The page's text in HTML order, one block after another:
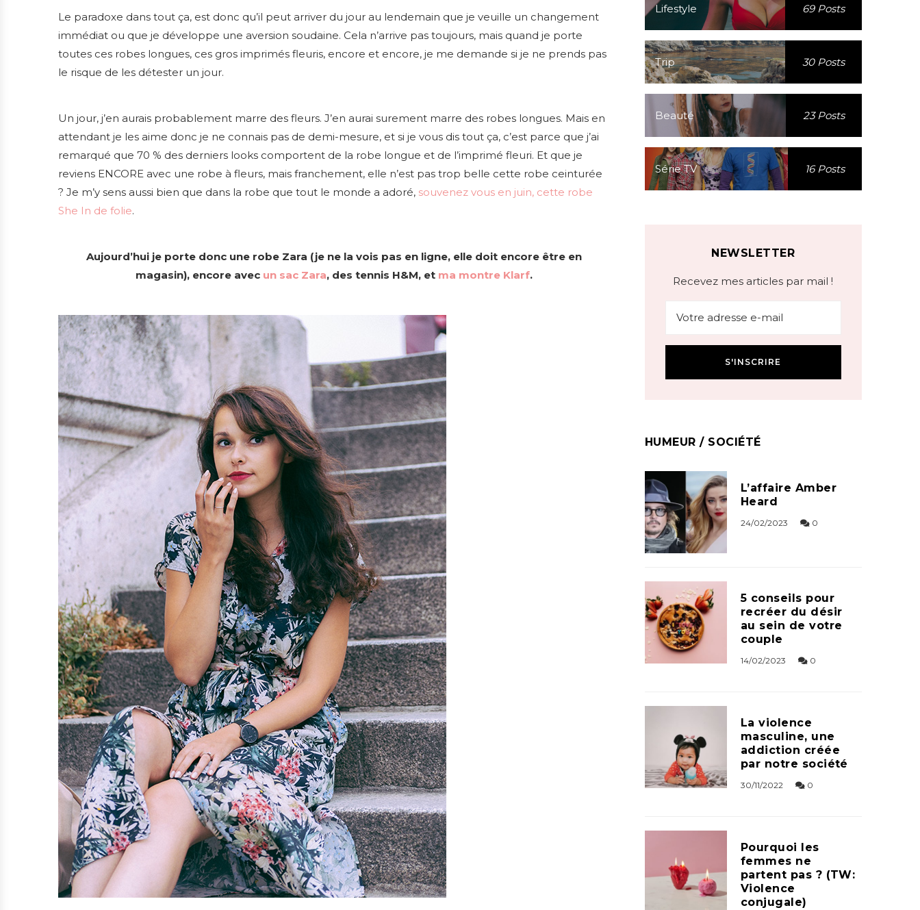
Le paradoxe dans tout ça, est donc qu’il peut arriver du jour au lendemain que je veuille un changement
immédiat ou que je développe une aversion soudaine. Cela n’arrive pas toujours, mais quand je porte
toutes ces robes longues, ces gros imprimés fleuris, encore et encore, je me demande si je ne prends pas
le risque de les détester un jour.
Un jour, j’en aurais probablement marre des fleurs. J’en aurai surement marre des robes longues. Mais en
attendant je les aime donc je ne connais pas de demi-mesure, et si je vous dis tout ça, c’est parce que j’ai
remarqué que 70 % des derniers looks comportent de la robe longue et de l’imprimé fleuri. Et que je
reviens ENCORE avec une robe à fleurs, mais franchement, elle n’est pas trop belle cette robe ceinturée
? Je m’y sens aussi bien que dans la robe que tout le monde a adoré, souvenez vous en juin, cette robe
She In de folie.
Aujourd’hui je porte donc une robe Zara (je ne la vois pas en ligne, elle doit encore être en
magasin), encore avec un sac Zara, des tennis H&M, et ma montre Klarf.
Lifestyle 69 Posts
Trip 30 Posts
Beauté 23 Posts
Série TV 16 Posts
NEWSLETTER
Recevez mes articles par mail !
HUMEUR / SOCIÉTÉ
L’affaire Amber
Heard
24/02/2023 0
5 conseils pour
recréer du désir
au sein de votre
couple
14/02/2023 0
La violence
masculine, une
addiction créée
par notre société
30/11/2022 0
Pourquoi les
femmes ne
partent pas ? (TW:
Violence
conjugale)